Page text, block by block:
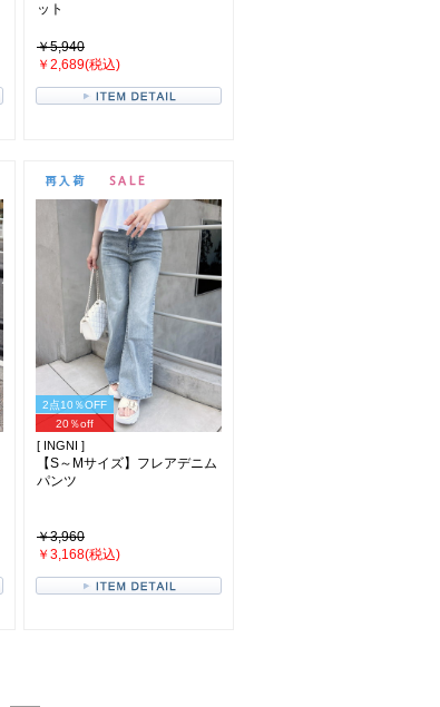
ット
￥5,940
￥2,689(税込)
2点10％OFF
20％off
[ INGNI ]
【S～Mサイズ】フレアデニム
パンツ
￥3,960
￥3,168(税込)